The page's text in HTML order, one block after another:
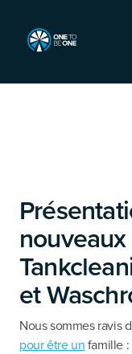
et
Nous sommes ravis
pour être un famille